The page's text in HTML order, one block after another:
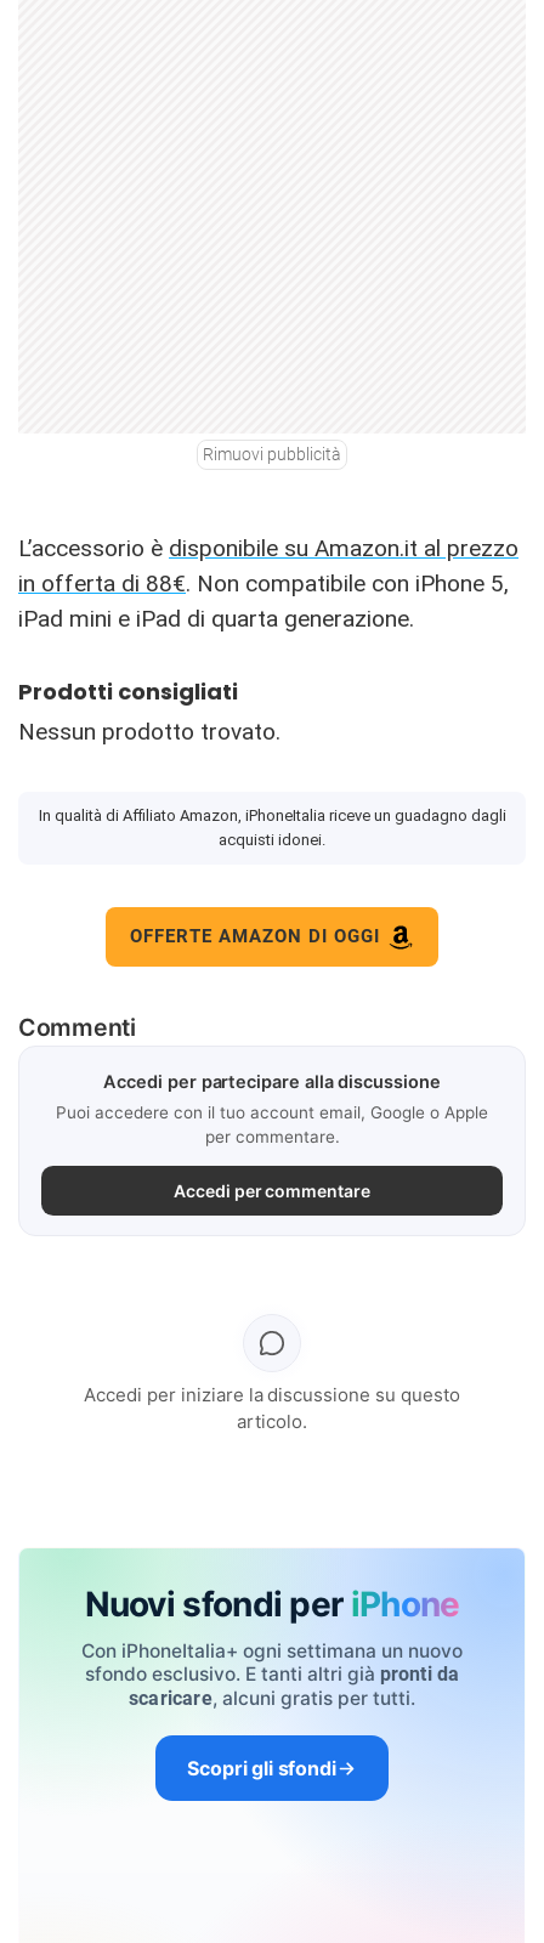
Rimuovi pubblicità
L’accessorio è disponibile su Amazon.it al prezzo
in offerta di 88€. Non compatibile con iPhone 5,
iPad mini e iPad di quarta generazione.
Prodotti consigliati
Nessun prodotto trovato.
In qualità di Affiliato Amazon, iPhoneItalia riceve un guadagno dagli
acquisti idonei.
OFFERTE AMAZON DI OGGI
Commenti
Accedi per partecipare alla discussione
Puoi accedere con il tuo account email, Google o Apple
per commentare.
Accedi per commentare
Accedi per iniziare la discussione su questo
articolo.
Nuovi sfondi per iPhone
Con iPhoneItalia+ ogni settimana un nuovo
sfondo esclusivo. E tanti altri già pronti da
scaricare, alcuni gratis per tutti.
Scopri gli sfondi